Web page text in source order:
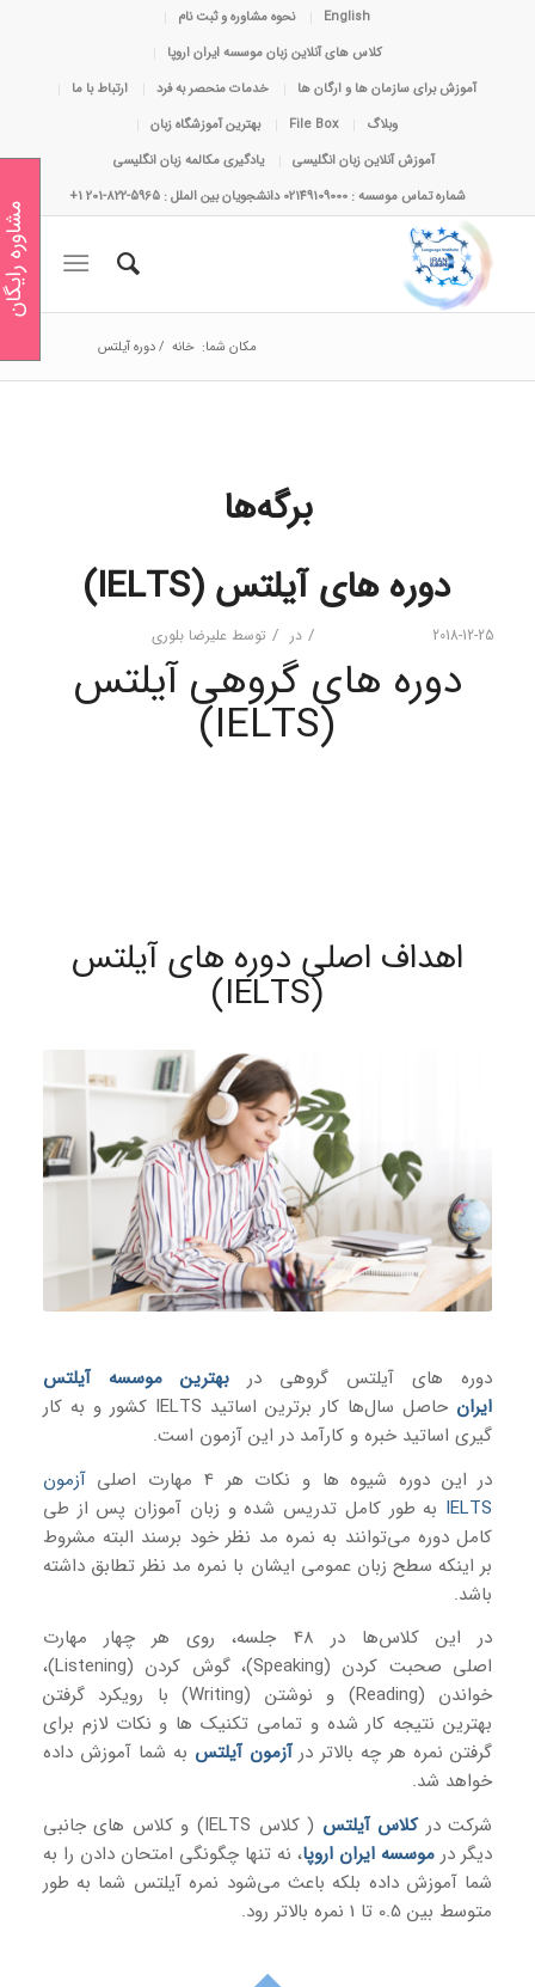
English
نحوه مشاوره و ثبت نام
کلاس های آنلاین زبان موسسه ایران اروپا
آموزش برای سازمان ها و ارگان ها
خدمات منحصر به فرد
ارتباط با ما
وبلاگ
File Box
بهترین آموزشگاه زبان
آموزش آنلاین زبان انگلیسی
یادگیری مکالمه زبان انگلیسی
شماره تماس موسسه : 02149109000 دانشجویان بین الملل : 5965-822-201 1+
مکان شما: خانه /دوره آیلتس
برگه‌ها
دوره های آیلتس (IELTS)
2018-12-25
/ در / توسط علیرضا بلوری
دوره های گروهی آیلتس
(IELTS)
اهداف اصلی دوره های آیلتس
(IELTS)
دوره های آیلتس گروهی دربهترین موسسه آیلتس
ایران
حاصل سال‌ها کار برترین اساتید IELTS کشور و به کار
گیری اساتید خبره و کارآمد در این آزمون است.
در این دوره شیوه ها و نکات هر 4 مهارت اصلی
آزمون
IELTS به طور کامل تدریس شده و زبان آموزان پس از طی
کامل دوره می‌توانند به نمره مد نظر خود برسند البته مشروط
بر اینکه سطح زبان عمومی ایشان با نمره مد نظر تطابق داشته
باشد.
در این کلاس‌ها در 48 جلسه، روی هر چهار مهارت
اصلی صحبت کردن (Speaking)، گوش کردن (Listening)،
خواندن (Reading) و نوشتن (Writing) با رویکرد گرفتن
بهترین نتیجه کار شده و تمامی تکنیک‌ ها و نکات لازم برای
گرفتن نمره هر چه بالاتر درآزمون آیلتس به شما آموزش داده
خواهد شد.
شرکت درکلاس آیلتس
( کلاس IELTS) و کلاس های جانبی
دیگر در موسسه ایران اروپا، نه تنها چگونگی امتحان دادن را به
شما آموزش داده بلکه باعث می‌شود نمره آیلتس شما به طور
متوسط بین 0.5 تا 1 نمره بالاتر رود.